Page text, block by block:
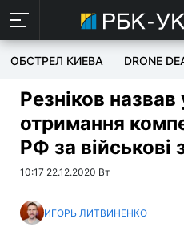
ОБСТРЕЛ КИЕВА DRONE
Резніков
отримання
РФ за військові
10:17 22.12.2020 Вт
ИГОРЬ ЛИТВИНЕНКО